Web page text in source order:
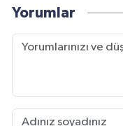
Yorumlar